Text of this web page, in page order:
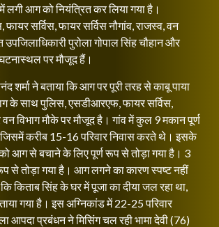
लगी आग को नियंत्रित कर लिया गया है।
सर्विस, फायर सर्विस नौगांव, राजस्व, वन
उपजिलाधिकारी पुरोला गोपाल सिंह चौहान और
घटनास्थल पर मौजूद हैं।
शर्मा ने बताया कि आग पर पूरी तरह से काबू पाया
के साथ पुलिस, एसडीआरएफ, फायर सर्विस,
विभाग मौके पर मौजूद है। गांव में कुल 9 मकान पूर्ण
करीब 15-16 परिवार निवास करते थे। इसके
आग से बचाने के लिए पूर्ण रूप से तोड़ा गया है। 3
से तोड़ा गया है। आग लगने का कारण स्पष्ट नहीं
किताब सिंह के घर में पूजा का दीया जल रहा था,
गया है। इस अग्निकांड में 22-25 परिवार
आपदा प्रबंधन ने मिसिंग चल रही भामा देवी (76)